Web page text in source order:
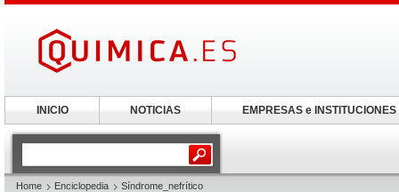
Home Enciclopedia Síndrome_nefrítico
INICIO NOTICIAS EMPRESAS e INSTITUCIONES